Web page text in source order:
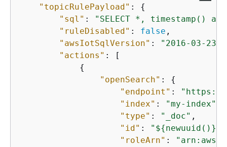
"topicRulePayload" : {
"sql" :
"SELECT *, timestamp()
"ruleDisabled" : false ,
"awsIotSqlVersion" : "2016-03-23"
"actions" : [
{
"openSearch" : {
"endpoint" :
"https://
"index" : "my-index"
"type" : "_doc" ,
"id" : "${newuuid()}"
"roleArn" :